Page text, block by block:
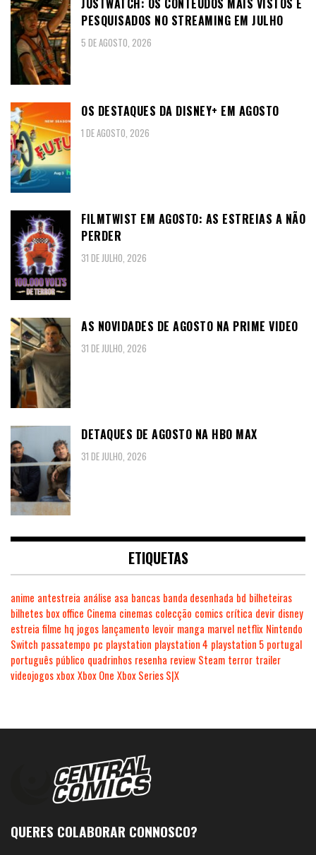
JUSTWATCH: OS CONTEÚDOS MAIS VISTOS E
PESQUISADOS NO STREAMING EM JULHO
5 DE AGOSTO, 2026
OS DESTAQUES DA DISNEY+ EM AGOSTO
1 DE AGOSTO, 2026
FILMTWIST EM AGOSTO: AS ESTREIAS A NÃO
PERDER
31 DE JULHO, 2026
AS NOVIDADES DE AGOSTO NA PRIME VIDEO
31 DE JULHO, 2026
DETAQUES DE AGOSTO NA HBO MAX
31 DE JULHO, 2026
ETIQUETAS
anime antestreia análise asa bancas banda desenhada bd bilheteiras
bilhetes box office Cinema cinemas colecção comics crítica devir disney
estreia filme hq jogos lançamento levoir manga marvel netflix Nintendo
Switch passatempo pc playstation playstation 4 playstation 5 portugal
português público quadrinhos resenha review Steam terror trailer
videojogosxboxXbox One Xbox Series S|X
QUERES COLABORAR CONNOSCO?